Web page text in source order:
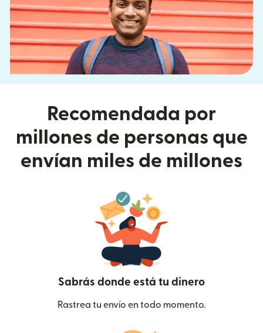
Recomendada por
millones de personas que
envían miles de millones
Sabrás donde está tu dinero
Rastrea tu envío en todo momento.